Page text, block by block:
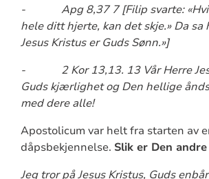
-
Apg 8,37 7 [Filip svarte:
hele ditt hjerte, kan det skje.» Da sa
Jesus Kristus er Guds Sønn.»]
-
2 Kor 13,13. 13 Vår Herre
Guds kjærlighet og Den hellige
med dere alle!
Apostolicum var helt fra starten av
dåpsbekjennelse. Slik er Den
Jeg tror på Jesus Kristus, Guds